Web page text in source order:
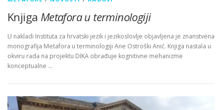
Knjiga Metafora u terminologiji
U nakladi Instituta za hrvatski jezik i jezikoslovlje objavljena je znanstvena
monografija Metafora u terminologiji Ane Ostroški Anić. Knjiga nastala u
okviru rada na projektu DIKA obrađuje kognitivne mehanizme
konceptualne …